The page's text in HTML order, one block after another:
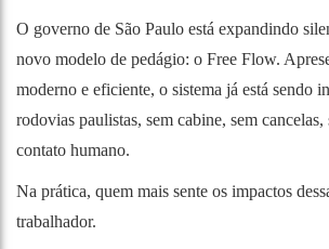
O governo de São Paulo está expandindo
novo modelo de pedágio: o Free Flow.
moderno e eficiente, o sistema já está sendo
rodovias paulistas, sem cabine, sem
contato humano.
Na prática, quem mais sente os impactos
trabalhador.